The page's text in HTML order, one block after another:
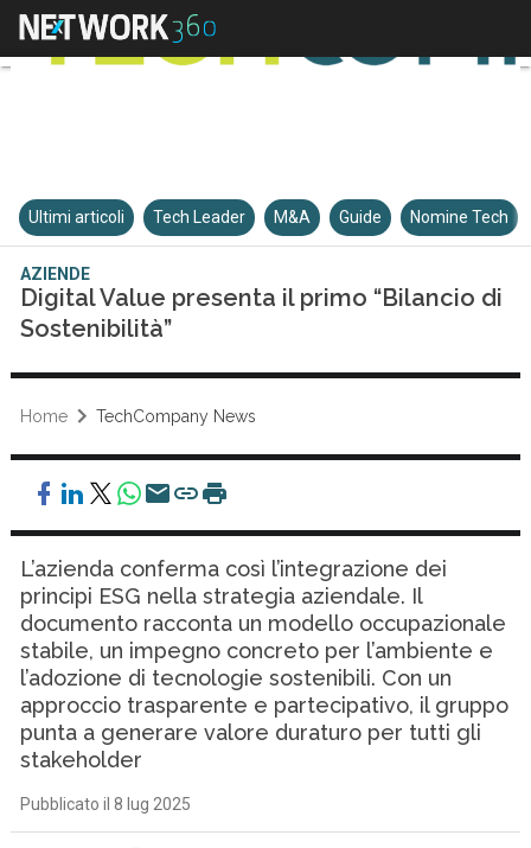
Ultimi articoli Tech Leader M&A Guide Nomine Tech
AZIENDE
Digital Value presenta il primo “Bilancio di
Sostenibilità”
Home TechCompany News
L’azienda conferma così l’integrazione dei
principi ESG nella strategia aziendale. Il
documento racconta un modello occupazionale
stabile, un impegno concreto per l’ambiente e
l’adozione di tecnologie sostenibili. Con un
approccio trasparente e partecipativo, il gruppo
punta a generare valore duraturo per tutti gli
stakeholder
Pubblicato il 8 lug 2025